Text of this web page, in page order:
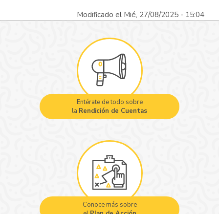
Modificado el Mié, 27/08/2025 - 15:04
Entérate de todo sobre
la Rendición de Cuentas
Conoce más sobre